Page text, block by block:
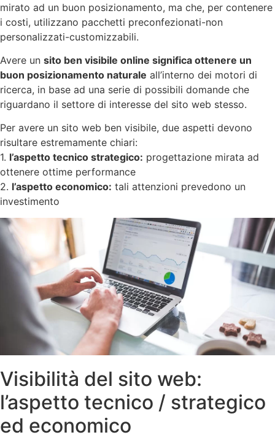
mirato ad un buon posizionamento, ma che, per contenere
i costi, utilizzano pacchetti preconfezionati-non
personalizzati-customizzabili.
Avere un sito ben visibile online significa ottenere un
buon posizionamento naturale all’interno dei motori di
ricerca, in base ad una serie di possibili domande che
riguardano il settore di interesse del sito web stesso.
Per avere un sito web ben visibile, due aspetti devono
risultare estremamente chiari:
1. l’aspetto tecnico strategico: progettazione mirata ad
ottenere ottime performance
2. l’aspetto economico: tali attenzioni prevedono un
investimento
Visibilità del sito web:
l’aspetto tecnico / strategico
ed economico